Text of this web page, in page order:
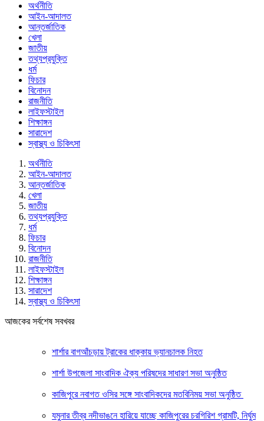
অর্থনীতি
আইন-আদালত
আন্তর্জাতিক
খেলা
জাতীয়
তথ্যপ্রযুক্তি
ধর্ম
ফিচার
বিনোদন
রাজনীতি
লাইফস্টাইল
শিক্ষাঙ্গন
সারাদেশ
স্বাস্থ্য ও চিকিৎসা
অর্থনীতি
আইন-আদালত
আন্তর্জাতিক
খেলা
জাতীয়
তথ্যপ্রযুক্তি
ধর্ম
ফিচার
বিনোদন
রাজনীতি
লাইফস্টাইল
শিক্ষাঙ্গন
সারাদেশ
স্বাস্থ্য ও চিকিৎসা
আজকের সর্বশেষ সবখবর
শার্শার বাগআঁচড়ায় ট্রাকের ধাক্কায় ভ্যানচালক নিহত
শার্শা উপজেলা সাংবাদিক ঐক্য পরিষদের সাধারণ সভা অনুষ্ঠিত
কাজিপুরে নবাগত ওসির সঙ্গে সাংবাদিকদের মতবিনিময় সভা অনুষ্ঠিত
যমুনার তীব্র নদীভাঙনে হারিয়ে যাচ্ছে কাজিপুরের চরগিরিশ গ্রামটি, নির্ঘুম